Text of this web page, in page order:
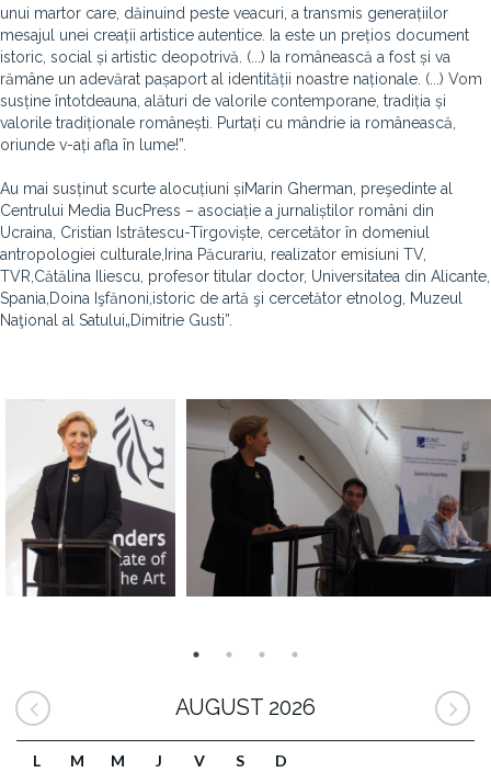
unui martor care, dăinuind peste veacuri, a transmis generațiilor
mesajul unei creații artistice autentice. Ia este un prețios document
istoric, social și artistic deopotrivă. (...) Ia românească a fost și va
rămâne un adevărat pașaport al identității noastre naționale. (...) Vom
susține întotdeauna, alături de valorile contemporane, tradiția și
valorile tradiționale românești. Purtați cu mândrie ia românească,
oriunde v-ați afla în lume!”.
Au mai susținut scurte alocuțiuni șiMarin Gherman, preşedinte al
Centrului Media BucPress – asociație a jurnaliștilor români din
Ucraina, Cristian Istrătescu-Tîrgoviște, cercetător în domeniul
antropologiei culturale,Irina Păcurariu, realizator emisiuni TV,
TVR,Cătălina Iliescu, profesor titular doctor, Universitatea din Alicante,
Spania,Doina Işfănoni,istoric de artă şi cercetător etnolog, Muzeul
Naţional al Satului„Dimitrie Gusti”.
AUGUST 2026
L M M J V S D